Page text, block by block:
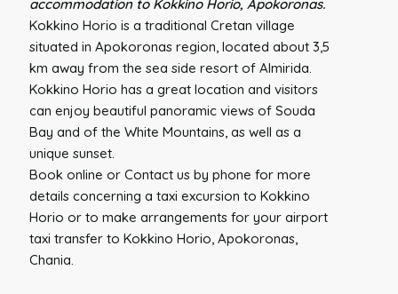
accommodation to Kokkino Horio, Apokoronas.
Kokkino Horio is a traditional Cretan village
situated in Apokoronas region, located about 3,5
km away from the sea side resort of Almirida.
Kokkino Horio has a great location and visitors
can enjoy beautiful panoramic views of Souda
Bay and of the White Mountains, as well as a
unique sunset.
Book online or Contact us by phone for more
details concerning a taxi excursion to Kokkino
Horio or to make arrangements for your airport
taxi transfer to Kokkino Horio, Apokoronas,
Chania.